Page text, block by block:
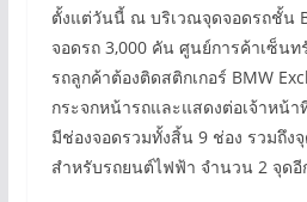
ตั้งแต่วันนี้ ณ บริเวณจุดจอดรถชั้น
จอดรถ 3,000 คัน ศูนย์การค้าเซ็นท
รถลูกค้าต้องติดสติกเกอร์ BMW
กระจกหน้ารถและแสดงต่อเจ้าหน้า
มีช่องจอดรวมทั้งสิ้น 9 ช่อง รวมถึง
สำหรับรถยนต์ไฟฟ้า จำนวน 2 จุดอี